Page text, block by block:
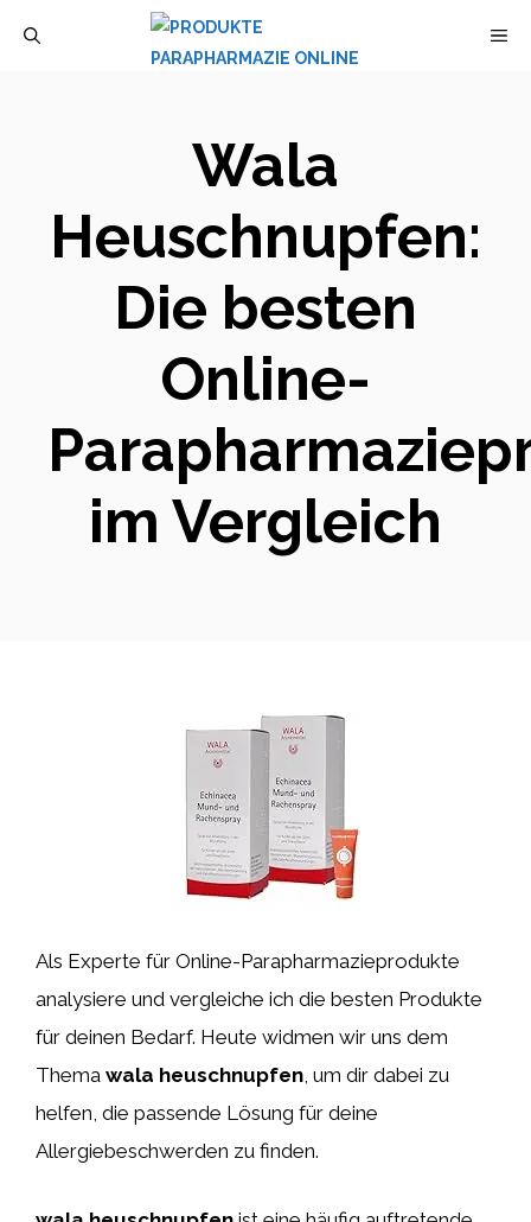
Wala
Heuschnupfen:
Die besten
Online-
im Vergleich
Als Experte für Online-Parapharmazieprodukte
analysiere und vergleiche ich die besten Produkte
für deinen Bedarf. Heute widmen wir uns dem
Thema wala heuschnupfen, um dir dabei zu
helfen, die passende Lösung für deine
Allergiebeschwerden zu finden.